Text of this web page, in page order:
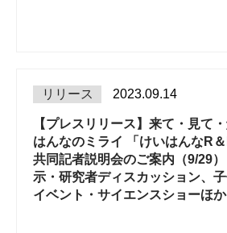
リリース 2023.09.14
【プレスリリース】来て・見て
はんなのミライ 「けいはんなR＆
共同記者説明会のご案内（9/29
示・研究者ディスカッション、
イベント・サイエンスショーほか